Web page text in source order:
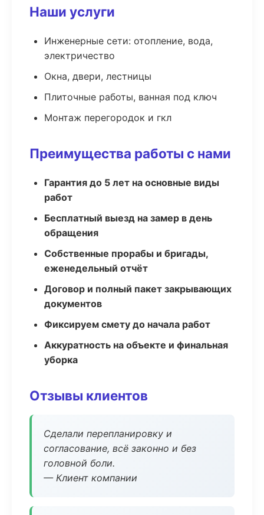
Наши услуги
Инженерные сети: отопление, вода,
электричество
Окна, двери, лестницы
Плиточные работы, ванная под ключ
Монтаж перегородок и гкл
Преимущества работы с нами
Гарантия до 5 лет на основные виды
работ
Бесплатный выезд на замер в день
обращения
Собственные прорабы и бригады,
еженедельный отчёт
Договор и полный пакет закрывающих
документов
Фиксируем смету до начала работ
Аккуратность на объекте и финальная
уборка
Отзывы клиентов
Сделали перепланировку и
согласование, всё законно и без
головной боли.
— Клиент компании